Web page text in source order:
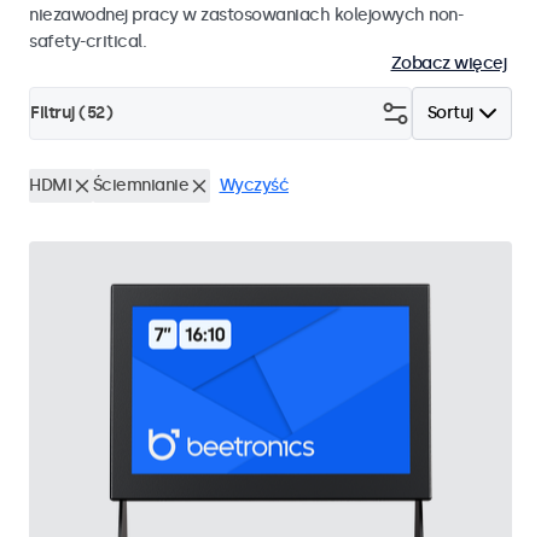
niezawodnej pracy w zastosowaniach kolejowych non-
safety-critical.
Zobacz więcej
Sortuj
Filtruj (52)
HDMI Ściemnianie Wyczyść